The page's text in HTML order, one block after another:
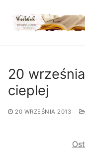
treści
20
cieplej
20 WRZEŚNIA 2013